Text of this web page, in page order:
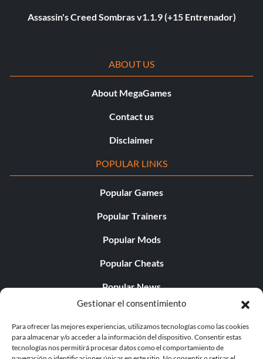
Gestionar el consentimiento
Para ofrecer las mejores experiencias, utilizamos tecnologías como las cookies
para almacenar y/o acceder a la información del dispositivo. Consentir estas
tecnologías nos permitirá procesar datos como el comportamiento de
Assassin's Creed Sombras v1.1.9 (+15 Entrenador)
ABOUT US
About MegaGames
Contact us
Disclaimer
POPULAR LINKS
Popular Games
Popular Trainers
Popular Mods
Popular Cheats
Popular News
Popular Editorials
Popular Free Games